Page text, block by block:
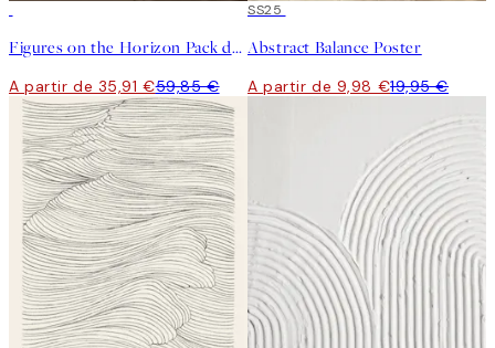
Figures on the Horizon Pack de Posters
A partir de 35,91 €59,85 €
50%*
SS25
Abstract Balance Poster
A partir de 9,98 €19,95 €